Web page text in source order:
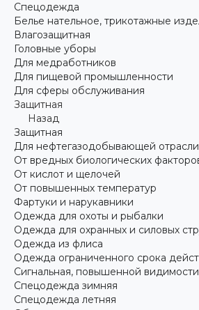
Спецодежда
Белье нательное, трикотажные
Влагозащитная
Головные уборы
Для медработников
Для пищевой промышленности
Для сферы обслуживания
Защитная
Назад
Защитная
Для нефтегазодобывающей отрасли
От вредных биологических
От кислот и щелочей
От повышенных температур
Фартуки и нарукавники
Одежда для охоты и рыбалки
Одежда для охранных и силовых
Одежда из флиса
Одежда ограниченного срока
Сигнальная, повышенной видимости
Спецодежда зимняя
Спецодежда летняя